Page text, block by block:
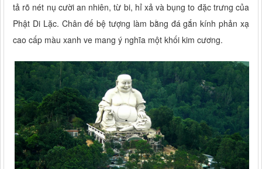
tả rõ nét nụ cười an nhiên, từ bi, hỉ xả và bụng to đặc trưng của
Phật Di Lặc. Chân đế bệ tượng làm bằng đá gắn kính phản xạ
cao cấp màu xanh ve mang ý nghĩa một khối kim cương.